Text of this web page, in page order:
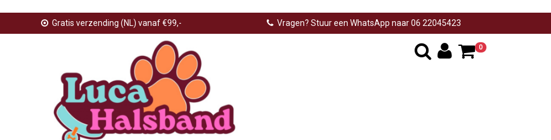
Gratis verzending (NL) vanaf €99,- Vragen? Stuur een WhatsApp naar 06 22045423
0